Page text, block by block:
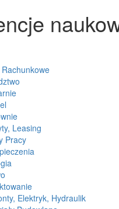
Leasing
Pracy
Elektryk, Hydraulik